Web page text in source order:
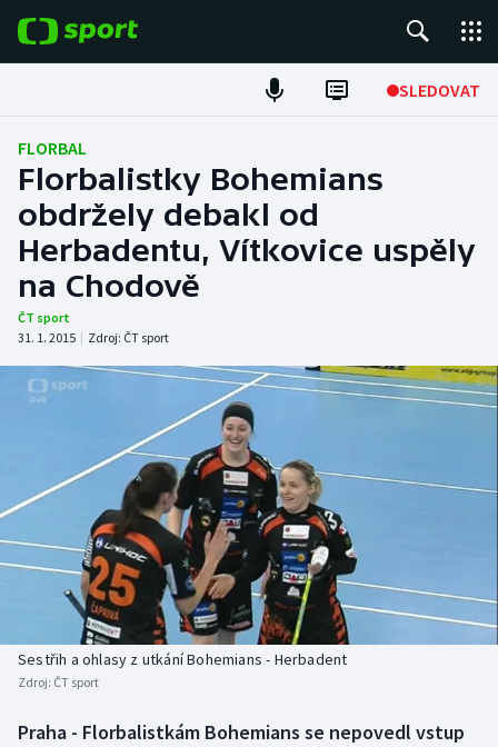
SLEDOVAT
Fotbal
Hokej
Tenis
Atletika
DALŠÍ SPORTY
Americký fotbal
Baseball a softbal
Basketbal
Biatlon
Boby a skeleton
Box
NEPŘEHLÉDNĚTE
Soutěže
Historické návraty
Aplikace ČT sport
AZ kvíz
FLORBAL
Florbalistky Bohemians
obdržely debakl od
Herbadentu, Vítkovice uspěly
na Chodově
ČT sport
31. 1. 2015 | Zdroj: ČT sport
Sestřih a ohlasy z utkání Bohemians - Herbadent
Zdroj: ČT sport
Praha - Florbalistkám Bohemians se nepovedl vstup